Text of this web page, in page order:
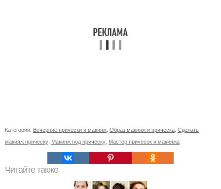
Категории: Вечерние прически и макияж Образ макияж и прическа Сделать
макияж прическу Макияж под прическу Мастер причесок и макияжа
Читайте также